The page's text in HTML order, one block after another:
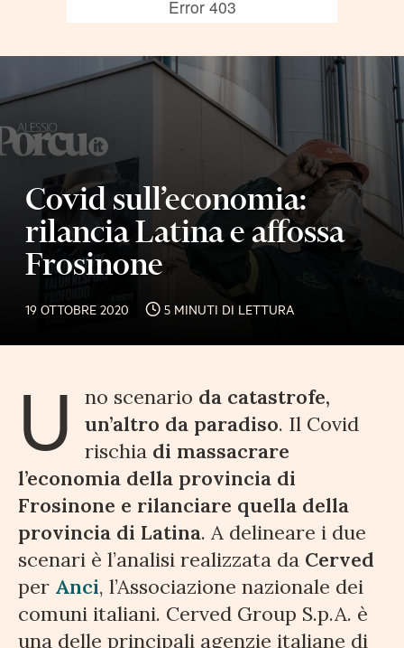
Covid sull’economia:
rilancia Latina e affossa
Frosinone
19 OTTOBRE 2020 5 MINUTI DI LETTURA
U no scenario da catastrofe,
un’altro da paradiso. Il Covid
rischia di massacrare
l’economia della provincia di
Frosinone e rilanciare quella della
provincia di Latina. A delineare i due
scenari è l’analisi realizzata da Cerved
per Anci, l’Associazione nazionale dei
comuni italiani. Cerved Group S.p.A. è
una delle principali agenzie italiane di